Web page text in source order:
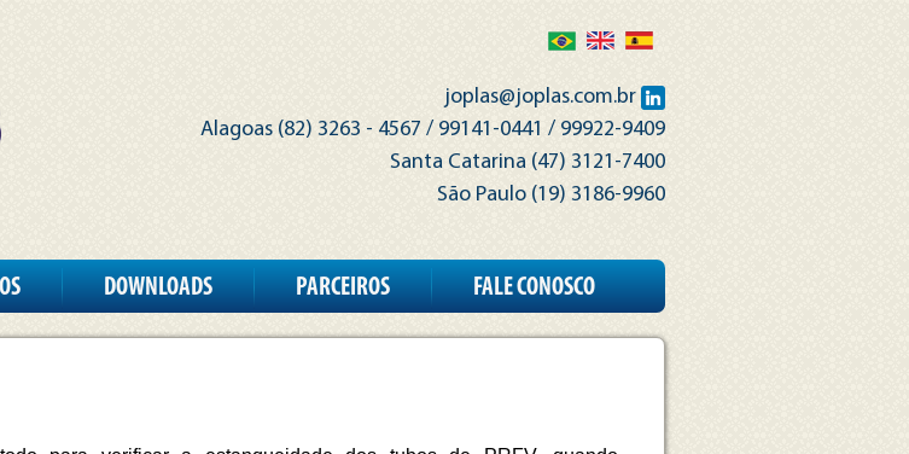
joplas@joplas.com.br
Alagoas (82) 3263 - 4567 / 99141-0441 / 99922-9409
Santa Catarina (47) 3121-7400
São Paulo (19) 3186-9960
DOWNLOADS PARCEIROS FALE CONOSCO